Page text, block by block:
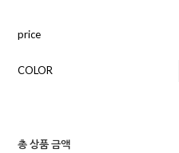
price
COLOR
총 상품 금액